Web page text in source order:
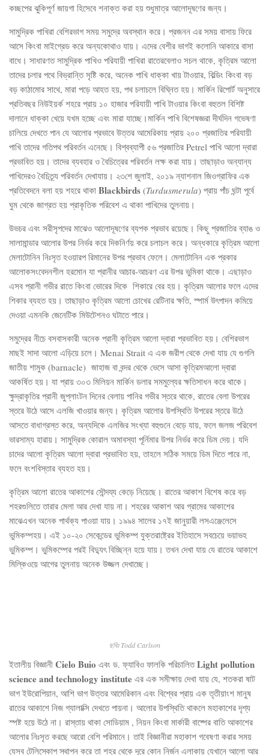
কচ্ছপের ঝুকিপূর্ণ জায়গা হিসেবে শনাক্ত করা হয় শুধুমাত্র আলোদূষণের জন্য।
সামুদ্রিক পাখিরা বেশিরভাগ সময় সমুদ্রে অবস্থান করে। প্রজনন এর সময় বাসায় ফিরে
আসে কিংবা মাইগ্রেড করে অন্যকোথাও যায়। এদের বেশীর ভাগই কলোনি আকারে বাসা
বাধে। সাধারণত সামুদ্রিক পাখিও পরিযায়ী পাখিরা রাতেরবেলাও সচল থাকে, কৃত্রিম আলো
তাদের চলার পথে বিভ্রান্তি সৃষ্টি করে, অনেক পাখি ধাক্কা খায় টাওয়ার, বিল্ডিং কিংবা বড়
বড় কাঠামোর সাথে, মারা পড়ে আহত হয়, পথ চলাচলে বিঘ্নিত হয়। মার্কিন রিপোর্ট অনুসারে
প্রতিবছর নিউইয়র্ক শহরে প্রায় ১০ হাজার পরিযায়ী পাখি টাওয়ার কিংবা বহুতল বিশিষ্ট
দালানে ধাক্কা খেয়ে যখম হচ্ছে এবং মারা যাচ্ছে।মার্কিন পাখি বিশেষজ্ঞরা দীর্ঘদিন গভেষণা
চালিয়ে দেখতে পান যে আলোর প্রভাবে উত্তর আমেরিকায় প্রায় ২০০ প্রজাতির পরিযায়ী
পাখি তাদের গতিপথ পরিবর্তন এনেছে। বিশ্বব্যাপী ৫৬ প্রজাতির Petrel পাখি আলো দ্বারা
প্রভাবিত হয়। তাদের ব্যবহার ও বৈচিত্রের পরিবর্তন লক্ষ করা যায়। তাছাড়াও অন্যান্য
পাখিদেরও বৈচিত্র্য পরিবর্তন দেখাযায়। ২৩শে জুলাই, ২০১৯ ন্যাশনাল জিওগ্রাফির এক
প্রতিবেদনে বলা হয় শহরে থাকা Blackbirds (Turdusmerula) প্রায় পাঁচ ঘন্টা পূর্বে
ঘুম থেকে জাগ্রত হয় প্রাকৃতিক পরিবেশ এ থাকা পাখিদের তুলনায়।
উভচর এবং সরীসৃপদের মাঝেও আলোদূষণের ব্যপক প্রভাব রয়েছে। কিছু প্রজাতির ব্যাঙ ও
সালামান্ডার আলোর উপর নির্ভর করে দিকনির্ণয় করে চলাচল করে। অন্ধকারে কৃত্রিম আলো
মেলাটোনিন নিঃসৃত হওয়ারপ রিমানের উপর প্রভাব ফেলে। মেলাটোনিন এক প্রকার
আলোকসংবেদনশীল হরমোন যা প্রানীর আচার-আচরণ এর উপর ভুমিকা থাকে। এছাড়াও
এসব প্রানী গভীর রাতে কিংবা ভোরের দিকে শিকারে বের হয়। কৃত্রিম আলোর ফলে এদের
শিকার ব্যহত হয়। তাছাড়াও কৃত্রিম আলো চোখের রেটিনার ক্ষতি, স্পার্ম উৎপাদন কমিয়ে
দেওয়া এমনকি জেনেটিক মিউটেশনও ঘটাতে পারে।
সমুদ্রের নীচে বসবাসকারী অনেক প্রানী কৃত্রিম আলো দ্বারা প্রভাবিত হয়। বেশিরভাগ
মাছই সাদা আলো এড়িয়ে চলে। Menai Strait এ এক জরীপ থেকে দেখা যায় যে গুগলি
জাতীয় শামুক (barnacle) জাহাজ বা বন্দর থেকে ভেসে আসা কৃত্রিমআলো দ্বারা
আকর্ষিত হয়। যা প্রায় ৩০৩ মিলিয়ন মার্কিন ডলার সমমুল্যের ক্ষতিসাধন করে থাকে।
ক্ষুদ্রাকৃতির প্রানী জুপ্লাংটন দিনের বেলায় পানির গভীর স্তরে থাকে, রাতের বেলা উপরের
স্তরে উঠে আসে এলজি খাওয়ার জন্য। কৃত্রিম আলোর উপস্থিতি উপরের স্তরে উঠে
আসতে বাধাগ্রস্ত করে, অন্যদিকে এলজির সংখ্যা বহুগুনে বেড়ে যায়, ফলে জলজ পরিবেশ
ভারসাম্য হারায়। সামুদ্রিক কোরাল অমাবস্যা পূর্নিমার উপর নির্ভর করে ডিম দেয়। যদি
চাদের আলো কৃত্রিম আলো দ্বারা প্রভাবিত হয়, তাহলে সঠিক সময়ে ডিম দিতে পারে না,
ফলে বংশবিস্তার ব্যহত হয়।
কৃত্রিম আলো রাতের আকাশের সৌন্দয্য কেড়ে নিয়েছে। রাতের আকাশ বিশেষ করে বড়
শহরগুলিতে তারার মেলা আর দেখা যায় না। শহরের আকাশ আর গ্রামের আকাশের
মাঝেএখন অনেক পার্থক্য পাওয়া যায়। ১৯৯৪ সালের ১৭ই জানুয়ারী লসএঞ্জেলেসে
ভুমিকম্পহয়। এই ১০-২০ সেকেন্ডের ভুমিকম্প যুক্তরাষ্ট্রের ইতিহাসে সবচেয়ে ভয়াভহ
ভুমিকম্প। ভুমিকম্পের পরই বিদ্যুৎ বিচ্ছিন্ন হয়ে যায়। তখন দেখা যায় যে রাতের আকাশে
মিল্কিওয়ে আগের তুলনায় অনেক উজ্জল দেখাচ্ছে।
ছবিঃ Todd Carlson
ইতালীয় বিজ্ঞানী Cielo Buio এবং ড. ফ্যাবিও ফালকি পরিচালিতLight pollution
science and technology institute এর এক সমীক্ষায় দেখা যায় যে, শতকরা ষাট
ভাগ ইউরোপিয়ান, আশি ভাগ উত্তর আমেরিকান এবং বিশ্বের প্রায় এক তৃতীয়াংশ মানুষ
রাতের আকাশে নিজ গ্যালাক্সি দেখতে পায়না। আলোর উপস্থিতি থাকলে মহাকাশের দৃশ্য
স্পষ্ট হয়ে উঠে না। রাস্তায় থাকা সোডিয়াম , নিয়ন কিংবা মার্কারী বাষ্পের বাতি আকাশের
আলোর নিঃসৃত করছে আরো বেশি পরিমানে। তাই বিজ্ঞানীরা মহাকাশ গবেষণা করার সময়
যেসব টেলিস্কোপ স্থাপন করে তা শহর থেকে দূরে কোন নির্জন এলাকায় যেখানে আলো আর